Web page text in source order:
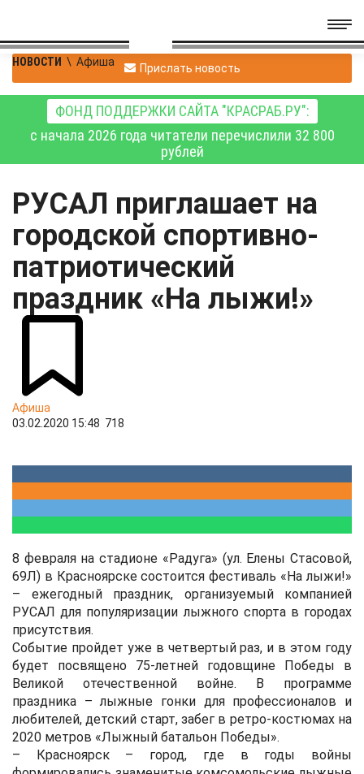
НОВОСТИ \ Афиша Прислать новость
ФОНД ПОДДЕРЖКИ САЙТА "КРАСРАБ.РУ":
с начала 2026 года читатели перечислили 32 800
рублей
РУСАЛ приглашает на
городской спортивно-
патриотический
праздник «На лыжи!»
Афиша
03.02.2020 15:48 718
8 февраля на стадионе «Радуга» (ул. Елены Стасовой,
69Л) в Красноярске состоится фестиваль «На лыжи!»
– ежегодный праздник, организуемый компанией
РУСАЛ для популяризации лыжного спорта в городах
присутствия.
Событие пройдет уже в четвертый раз, и в этом году
будет посвящено 75-летней годовщине Победы в
Великой отечественной войне. В программе
праздника – лыжные гонки для профессионалов и
любителей, детский старт, забег в ретро-костюмах на
2020 метров «Лыжный батальон Победы».
– Красноярск – город, где в годы войны